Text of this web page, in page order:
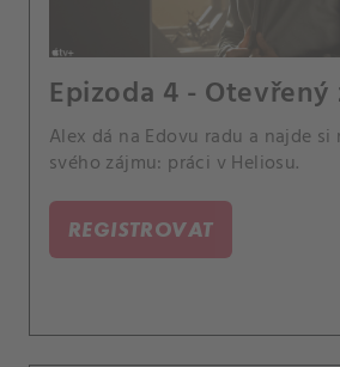
Epizoda 4 - Otevřený
Alex dá na Edovu radu a najde
svého zájmu: práci v Heliosu.
REGISTROVAT